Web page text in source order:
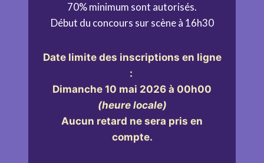
70% minimum sont autorisés.
Début du concours sur scène à 16h30
Date limite des inscriptions en ligne
:
Dimanche 10 mai 2026 à 00h00
(heure locale)
Aucun retard ne sera pris en
compte.